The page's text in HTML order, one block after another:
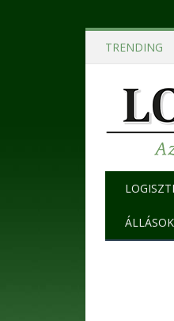
TRENDING
ÁLLÁSOK